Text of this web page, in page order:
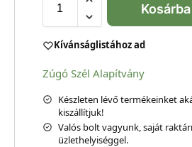
Kívánságlistához ad
Zúgó Szél Alapítvány
Készleten lévő termékeinket
kiszállítjuk!
Valós bolt vagyunk, saját
üzlethelyiséggel.